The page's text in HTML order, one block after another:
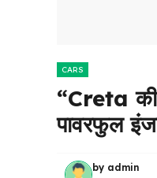
CARS
“Creta
पावरफुल
by admin